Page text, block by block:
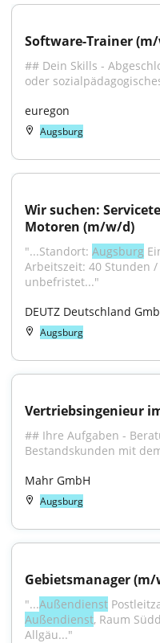
Software-Trainer
## Dein Skills -
oder
euregon
Augsburg
Wir suchen:
Motoren (m/w/d)
"...Standort: Augsburg
Arbeitszeit: 40 Stunden
unbefristet..."
DEUTZ Deutschland
Augsburg
Vertriebsingenieur
## Ihre Aufgaben -
Bestandskunden mit
Mahr GmbH
Augsburg
Gebietsmanager
"...Außendienst
Außendienst, Raum
Allgäu..."